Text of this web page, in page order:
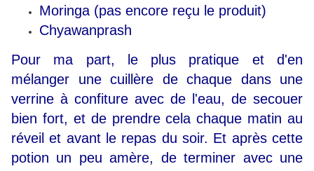
Moringa (pas encore reçu le produit)
Chyawanprash
Pour ma part, le plus pratique et d'en
mélanger une cuillère de chaque dans une
verrine à confiture avec de l'eau, de secouer
bien fort, et de prendre cela chaque matin au
réveil et avant le repas du soir. Et après cette
potion un peu amère, de terminer avec une